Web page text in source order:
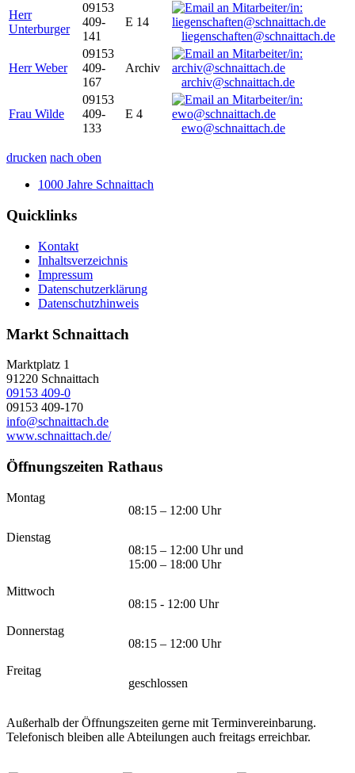
Herr
Unterburger
09153
409-
141
E 14
liegenschaften@schnaittach.de
Herr Weber
09153
409-
167
Archiv
archiv@schnaittach.de
Frau Wilde
09153
409-
133
E 4
ewo@schnaittach.de
drucken nach oben
1000 Jahre Schnaittach
Quicklinks
Kontakt
Inhaltsverzeichnis
Impressum
Datenschutzerklärung
Datenschutzhinweis
Markt Schnaittach
Marktplatz 1
91220 Schnaittach
09153 409-0
09153 409-170
info@schnaittach.de
www.schnaittach.de/
Öffnungszeiten Rathaus
Montag
08:15 – 12:00 Uhr
Dienstag
08:15 – 12:00 Uhr und
15:00 – 18:00 Uhr
Mittwoch
08:15 - 12:00 Uhr
Donnerstag
08:15 – 12:00 Uhr
Freitag
geschlossen
Außerhalb der Öffnungszeiten gerne mit Terminvereinbarung.
Telefonisch bleiben alle Abteilungen auch freitags erreichbar.